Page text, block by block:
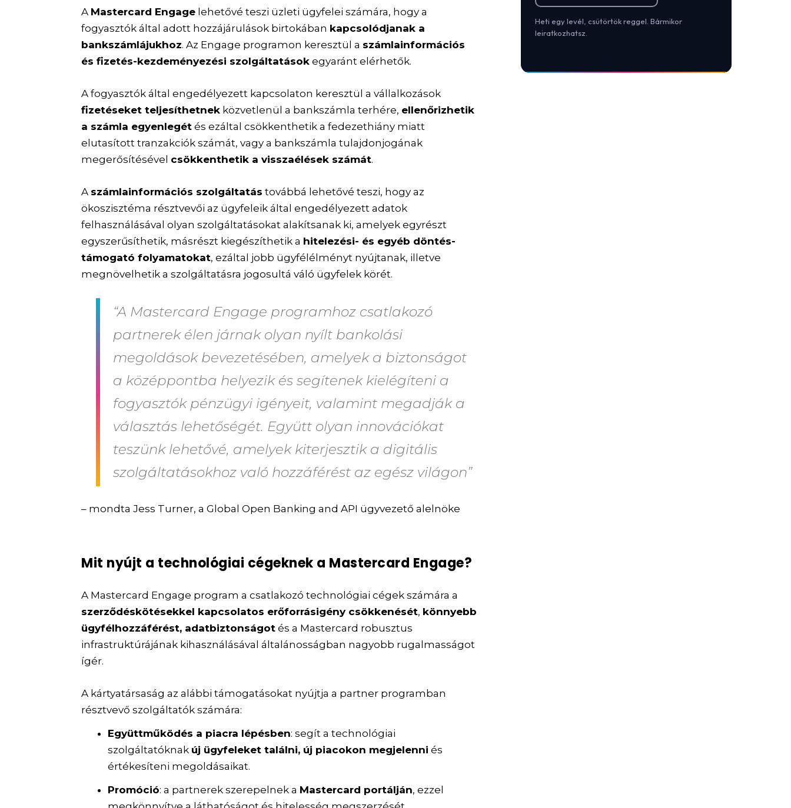
A Mastercard Engage lehetővé teszi üzleti ügyfelei számára, hogy a
fogyasztók által adott hozzájárulások birtokában kapcsolódjanak a
bankszámlájukhoz. Az Engage programon keresztül a számlainformációs
és fizetés-kezdeményezési szolgáltatások egyaránt elérhetők.
A fogyasztók által engedélyezett kapcsolaton keresztül a vállalkozások
fizetéseket teljesíthetnek közvetlenül a bankszámla terhére, ellenőrizhetik
a számla egyenlegét és ezáltal csökkenthetik a fedezethiány miatt
elutasított tranzakciók számát, vagy a bankszámla tulajdonjogának
megerősítésével csökkenthetik a visszaélések számát.
A számlainformációs szolgáltatás továbbá lehetővé teszi, hogy az
ökoszisztéma résztvevői az ügyfeleik által engedélyezett adatok
felhasználásával olyan szolgáltatásokat alakítsanak ki, amelyek egyrészt
egyszerűsíthetik, másrészt kiegészíthetik a hitelezési- és egyéb döntés-
támogató folyamatokat, ezáltal jobb ügyfélélményt nyújtanak, illetve
megnövelhetik a szolgáltatásra jogosultá váló ügyfelek körét.
“A Mastercard Engage programhoz csatlakozó
partnerek élen járnak olyan nyílt bankolási
megoldások bevezetésében, amelyek a biztonságot
a középpontba helyezik és segítenek kielégíteni a
fogyasztók pénzügyi igényeit, valamint megadják a
választás lehetőségét. Együtt olyan innovációkat
teszünk lehetővé, amelyek kiterjesztik a digitális
szolgáltatásokhoz való hozzáférést az egész világon”
– mondta Jess Turner, a Global Open Banking and API ügyvezető alelnöke
Mit nyújt a technológiai cégeknek a Mastercard Engage?
A Mastercard Engage program a csatlakozó technológiai cégek számára a
szerződéskötésekkel kapcsolatos erőforrásigény csökkenését, könnyebb
ügyfélhozzáférést, adatbiztonságot és a Mastercard robusztus
infrastruktúrájának kihasználásával általánosságban nagyobb rugalmasságot
ígér.
A kártyatársaság az alábbi támogatásokat nyújtja a partner programban
résztvevő szolgáltatók számára:
Együttműködés a piacra lépésben: segít a technológiai
szolgáltatóknak új ügyfeleket találni, új piacokon megjelenni és
értékesíteni megoldásaikat.
Promóció: a partnerek szerepelnek a Mastercard portálján, ezzel
Heti egy levél, csütörtök reggel. Bármikor
leiratkozhatsz.